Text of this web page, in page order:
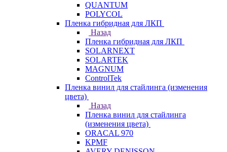
QUANTUM
POLYCOL
Пленка гибридная для ЛКП
Назад
Пленка гибридная для ЛКП
SOLARNEXT
SOLARTEK
MAGNUM
ControlTek
Пленка винил для стайлинга (изменения
цвета)
Назад
Пленка винил для стайлинга
(изменения цвета)
ORACAL 970
KPMF